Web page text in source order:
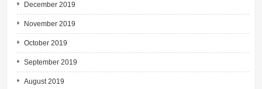
December 2019
November 2019
October 2019
September 2019
August 2019